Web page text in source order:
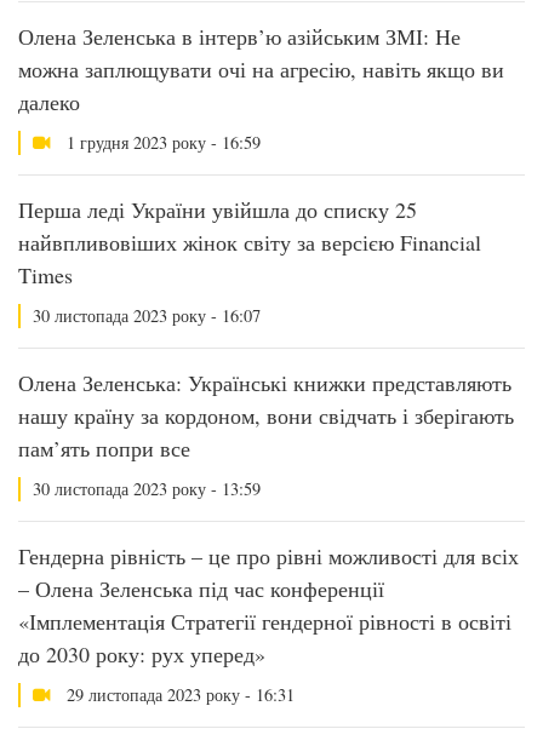
Олена Зеленська в інтерв’ю азійським ЗМІ: Не
можна заплющувати очі на агресію, навіть якщо ви
далеко
1 грудня 2023 року - 16:59
Перша леді України увійшла до списку 25
найвпливовіших жінок світу за версією Financial
Times
30 листопада 2023 року - 16:07
Олена Зеленська: Українські книжки представляють
нашу країну за кордоном, вони свідчать і зберігають
пам’ять попри все
30 листопада 2023 року - 13:59
Гендерна рівність – це про рівні можливості для всіх
– Олена Зеленська під час конференції
«Імплементація Стратегії гендерної рівності в освіті
до 2030 року: рух уперед»
29 листопада 2023 року - 16:31